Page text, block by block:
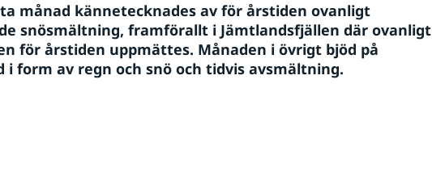
månad kännetecknades av för årstiden ovanligt
snösmältning, framförallt i Jämtlandsfjällen där ovanligt
för årstiden uppmättes. Månaden i övrigt bjöd på
i form av regn och snö och tidvis avsmältning.